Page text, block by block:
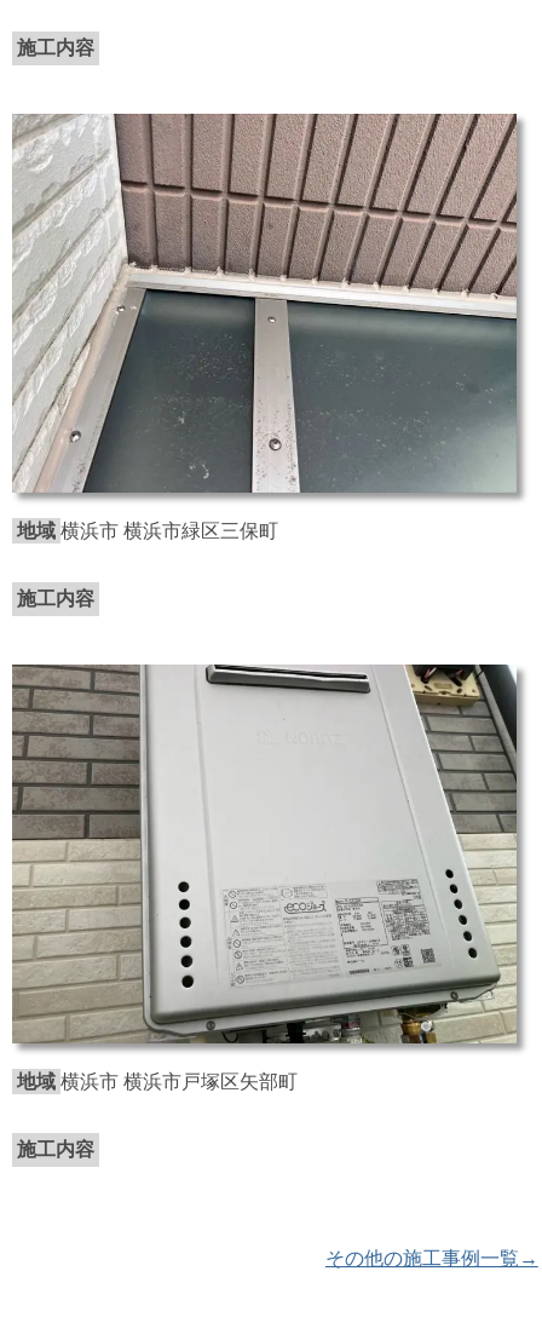
施工内容
地域 横浜市 横浜市緑区三保町
施工内容
地域 横浜市 横浜市戸塚区矢部町
施工内容
その他の施工事例一覧→